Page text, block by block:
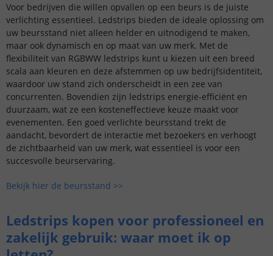
Voor bedrijven die willen opvallen op een beurs is de juiste
verlichting essentieel. Ledstrips bieden de ideale oplossing om
uw beursstand niet alleen helder en uitnodigend te maken,
maar ook dynamisch en op maat van uw merk. Met de
flexibiliteit van RGBWW ledstrips kunt u kiezen uit een breed
scala aan kleuren en deze afstemmen op uw bedrijfsidentiteit,
waardoor uw stand zich onderscheidt in een zee van
concurrenten. Bovendien zijn ledstrips energie-efficiënt en
duurzaam, wat ze een kosteneffectieve keuze maakt voor
evenementen. Een goed verlichte beursstand trekt de
aandacht, bevordert de interactie met bezoekers en verhoogt
de zichtbaarheid van uw merk, wat essentieel is voor een
succesvolle beurservaring.
Bekijk hier de beursstand >>
Ledstrips kopen voor professioneel en
zakelijk gebruik: waar moet ik op